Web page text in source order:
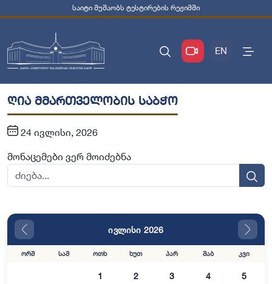
საიტი მუშაობს ტესტირების რეჟიმში
EN
ღია მმართველობის საბჭო
24 ივლისი, 2026
მონაცემები ვერ მოიძებნა
ივლისი 2026
ორშ სამ ოთხ ხუთ პარ შაბ კვი
1 2 3 4 5